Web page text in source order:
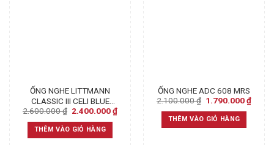
ỐNG NGHE LITTMANN
CLASSIC III CELI BLUE
5630
2.600.000₫ Original
was:
2.600.000 ₫.
2.400.000₫Current
THÊM VÀO GIỎ HÀNG
ỐNG NGHE ADC 608 MRS
2.100.000₫ Original
was:
2.100.000 ₫.
1.790.000₫
THÊM VÀO GIỎ HÀNG